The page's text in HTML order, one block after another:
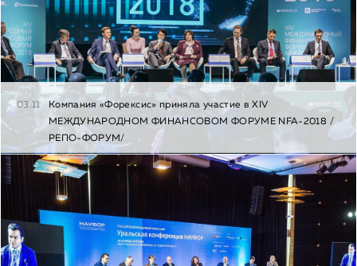
03.11
Компания «Форексис» приняла участие в XIV
МЕЖДУНАРОДНОМ ФИНАНСОВОМ ФОРУМЕ NFA-2018 /
РЕПО-ФОРУМ/